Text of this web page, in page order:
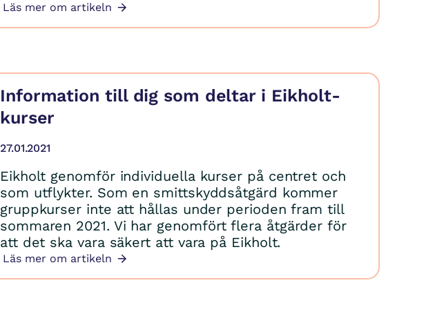
Läs mer om artikeln
Information till dig som deltar i Eikholt-
kurser
27.01.2021
Eikholt genomför individuella kurser på centret och
som utflykter. Som en smittskyddsåtgärd kommer
gruppkurser inte att hållas under perioden fram till
sommaren 2021. Vi har genomfört flera åtgärder för
att det ska vara säkert att vara på Eikholt.
Läs mer om artikeln